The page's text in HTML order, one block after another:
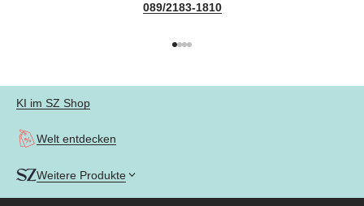
089/2183-1810
KI im SZ Shop
Welt entdecken
Weitere Produkte